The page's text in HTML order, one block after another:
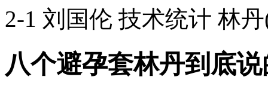
2-1 刘国伦 技术统计 林
八个避孕套林丹到底